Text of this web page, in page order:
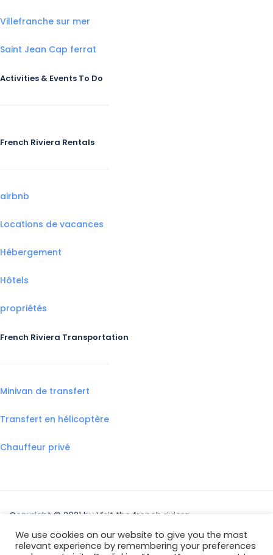
Villefranche sur mer
Saint Jean Cap ferrat
Activities & Events To Do
French Riviera Rentals
airbnb
Locations de vacances
Hébergement
Hôtels
propriétés
French Riviera Transportation
Minivan de transfert
Transfert en hélicoptère
Chauffeur privé
Copyright © 2021 by Visit the french riviera
We use cookies on our website to give you the most
relevant experience by remembering your preferences